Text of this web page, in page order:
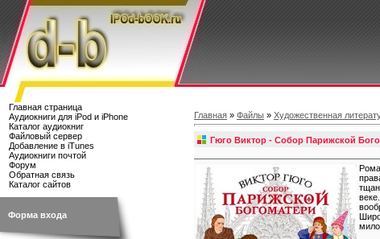
Главная страница
Аудиокниги для iPod и iPhone
Каталог аудиокниг
Файловый сервер
Добавление в iTunes
Аудиокниги почтой
Форум
Обратная связь
Каталог сайтов
Форма входа
Главная » Файлы » Художественная
Гюго Виктор - Собор Парижской